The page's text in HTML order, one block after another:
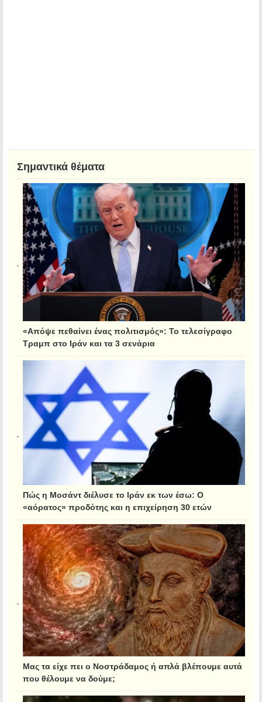
Σημαντικά θέματα
«Απόψε πεθαίνει ένας πολιτισμός»: Το τελεσίγραφο
Τραμπ στο Ιράν και τα 3 σενάρια
Πώς η Μοσάντ διέλυσε το Ιράν εκ των έσω: Ο
«αόρατος» προδότης και η επιχείρηση 30 ετών
Μας τα είχε πει ο Νοστράδαμος ή απλά βλέπουμε αυτά
που θέλουμε να δούμε;